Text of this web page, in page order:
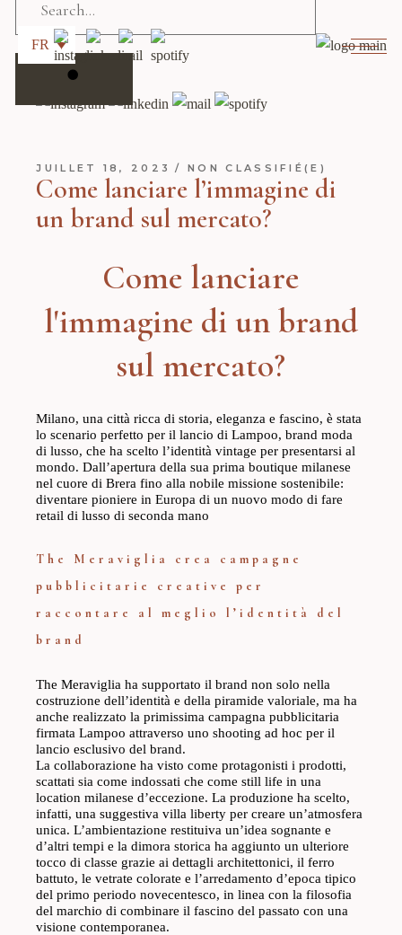
FR
JUILLET 18, 2023 NON CLASSIFIÉ(E)
Come lanciare l’immagine di
un brand sul mercato?
Come lanciare
l'immagine di un brand
sul mercato?
Milano, una città ricca di storia, eleganza e fascino, è stata
lo scenario perfetto per il lancio di Lampoo, brand moda
di lusso, che ha scelto l’identità vintage per presentarsi al
mondo. Dall’apertura della sua prima boutique milanese
nel cuore di Brera fino alla nobile missione sostenibile:
diventare pioniere in Europa di un nuovo modo di fare
retail di lusso di seconda mano
The Meraviglia crea campagne
pubblicitarie creative per
raccontare al meglio l’identità del
brand
The Meraviglia ha supportato il brand non solo nella
costruzione dell’identità e della piramide valoriale, ma ha
anche realizzato la primissima campagna pubblicitaria
firmata Lampoo attraverso uno shooting ad hoc per il
lancio esclusivo del brand.
La collaborazione ha visto come protagonisti i prodotti,
scattati sia come indossati che come still life in una
location milanese d’eccezione. La produzione ha scelto,
infatti, una suggestiva villa liberty per creare un’atmosfera
unica. L’ambientazione restituiva un’idea sognante e
d’altri tempi e la dimora storica ha aggiunto un ulteriore
tocco di classe grazie ai dettagli architettonici, il ferro
battuto, le vetrate colorate e l’arredamento d’epoca tipico
del primo periodo novecentesco, in linea con la filosofia
del marchio di combinare il fascino del passato con una
visione contemporanea.